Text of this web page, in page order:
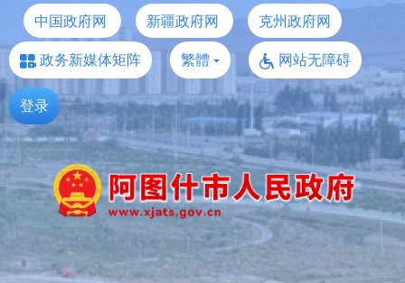
中国政府网 新疆政府网
克州政府网
政务新媒体矩阵
繁體 网站无障碍
登录